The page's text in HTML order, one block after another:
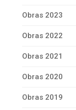
Obras 2023
Obras 2022
Obras 2021
Obras 2020
Obras 2019